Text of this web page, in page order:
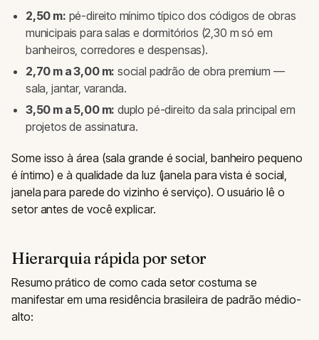
2,50 m: pé-direito mínimo típico dos códigos de obras
municipais para salas e dormitórios (2,30 m só em
banheiros, corredores e despensas).
2,70 m a 3,00 m: social padrão de obra premium —
sala, jantar, varanda.
3,50 m a 5,00 m: duplo pé-direito da sala principal em
projetos de assinatura.
Some isso à área (sala grande é social, banheiro pequeno
é íntimo) e à qualidade da luz (janela para vista é social,
janela para parede do vizinho é serviço). O usuário lê o
setor antes de você explicar.
Hierarquia rápida por setor
Resumo prático de como cada setor costuma se
manifestar em uma residência brasileira de padrão médio-
alto: